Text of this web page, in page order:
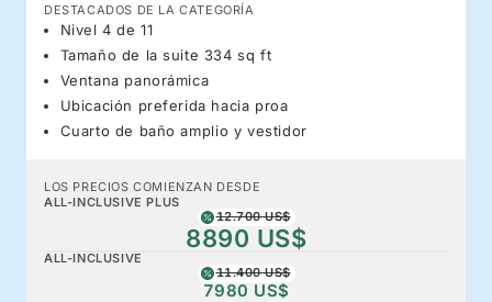
DESTACADOS DE LA CATEGORÍA
Nivel 4 de 11
Tamaño de la suite 334 sq ft
Ventana panorámica
Ubicación preferida hacia proa
Cuarto de baño amplio y vestidor
LOS PRECIOS COMIENZAN DESDE
ALL-INCLUSIVE PLUS
12.700 US$
8890 US$
ALL-INCLUSIVE
11.400 US$
7980 US$